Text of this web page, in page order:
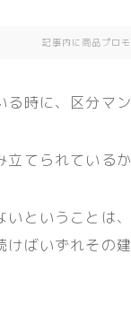
記事内に商品プロ
る時に、区分マ
立てられている
ということは、
ばいずれその